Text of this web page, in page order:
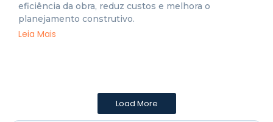
eficiência da obra, reduz custos e melhora o
planejamento construtivo.
Leia Mais
Load More